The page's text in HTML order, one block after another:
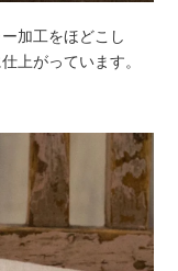
加工をほどこし
上がっています。